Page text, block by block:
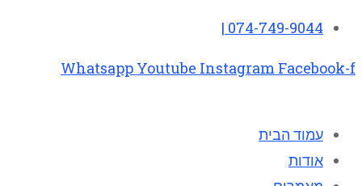
074-749-9044 |
Whatsapp Youtube Instagram Facebook-f
עמוד הבית
אודות